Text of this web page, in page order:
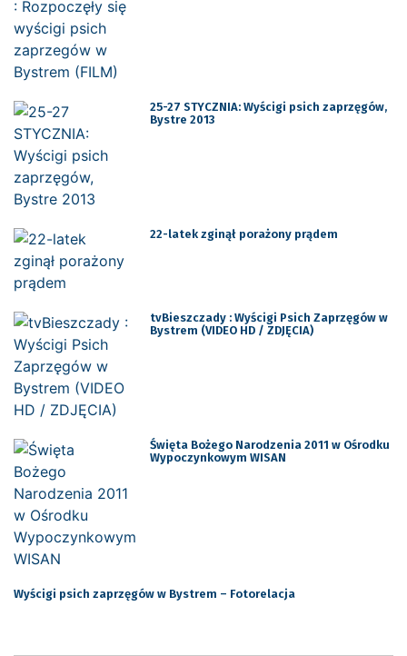
25-27 STYCZNIA: Wyścigi psich zaprzęgów,
Bystre 2013
22-latek zginął porażony prądem
tvBieszczady : Wyścigi Psich Zaprzęgów w
Bystrem (VIDEO HD / ZDJĘCIA)
Święta Bożego Narodzenia 2011 w Ośrodku
Wypoczynkowym WISAN
Wyścigi psich zaprzęgów w Bystrem – Fotorelacja